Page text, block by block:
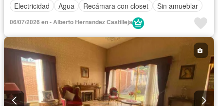
Electricidad
Agua Recámara con closet Sin amueblar
06/07/2026 en - Alberto Hernandez Castilleja